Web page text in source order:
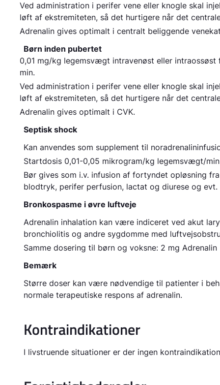
Ved administration i perifer vene eller knogle skal
løft af ekstremiteten, så det hurtigere når det
Adrenalin gives optimalt i centralt beliggende
Børn inden pubertet
0,01 mg/kg legemsvægt intravenøst eller
min.
Ved administration i perifer vene eller knogle skal
løft af ekstremiteten, så det hurtigere når det
Adrenalin gives optimalt i CVK.
Septisk shock
Kan anvendes som supplement til
Startdosis 0,01-0,05 mikrogram/kg legemsvægt/
Bør gives som i.v. infusion af fortyndet opløsning
blodtryk, perifer perfusion, lactat og diurese og
Bronkospasme i øvre luftveje
Adrenalin inhalation kan være indiceret ved akut
bronchiolitis og andre sygdomme med
Samme dosering til børn og voksne: 2 mg
Bemærk
Større doser kan være nødvendige til patienter i
normale terapeutiske respons af adrenalin.
Kontraindikationer
I livstruende situationer er der ingen